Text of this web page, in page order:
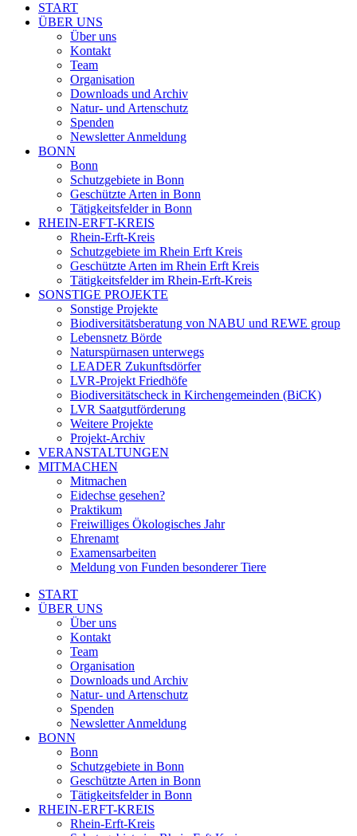
START
ÜBER UNS
Über uns
Kontakt
Team
Organisation
Downloads und Archiv
Natur- und Artenschutz
Spenden
Newsletter Anmeldung
BONN
Bonn
Schutzgebiete in Bonn
Geschützte Arten in Bonn
Tätigkeitsfelder in Bonn
RHEIN-ERFT-KREIS
Rhein-Erft-Kreis
Schutzgebiete im Rhein Erft Kreis
Geschützte Arten im Rhein Erft Kreis
Tätigkeitsfelder im Rhein-Erft-Kreis
SONSTIGE PROJEKTE
Sonstige Projekte
Biodiversitätsberatung von NABU und REWE group
Lebensnetz Börde
Naturspürnasen unterwegs
LEADER Zukunftsdörfer
LVR-Projekt Friedhöfe
Biodiversitätscheck in Kirchengemeinden (BiCK)
LVR Saatgutförderung
Weitere Projekte
Projekt-Archiv
VERANSTALTUNGEN
MITMACHEN
Mitmachen
Eidechse gesehen?
Praktikum
Freiwilliges Ökologisches Jahr
Ehrenamt
Examensarbeiten
Meldung von Funden besonderer Tiere
START
ÜBER UNS
Über uns
Kontakt
Team
Organisation
Downloads und Archiv
Natur- und Artenschutz
Spenden
Newsletter Anmeldung
BONN
Bonn
Schutzgebiete in Bonn
Geschützte Arten in Bonn
Tätigkeitsfelder in Bonn
RHEIN-ERFT-KREIS
Rhein-Erft-Kreis